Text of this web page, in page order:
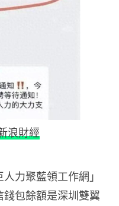
浪財經
力聚藍領工作網」
包餘額是深圳雙翼